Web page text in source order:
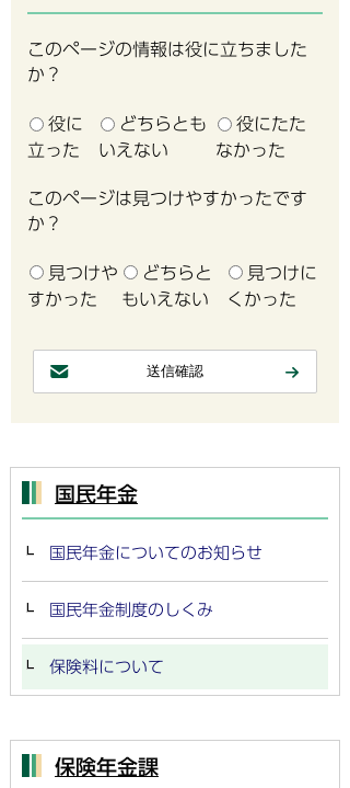
このページの情報は役に立ちました
か？
役に
立った
どちらとも
いえない
役にたた
なかった
このページは見つけやすかったです
か？
見つけや
すかった
どちらと
もいえない
見つけに
くかった
国民年金
国民年金についてのお知らせ
国民年金制度のしくみ
保険料について
保険年金課